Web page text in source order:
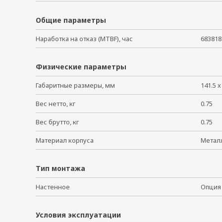
Общие параметры
Наработка на отказ (MTBF), час 683818
Физические параметры
Габаритные размеры, мм 141.5
Вес нетто, кг 0.75
Вес брутто, кг 0.75
Материал корпуса
Тип монтажа
Настенное
Условия эксплуатации